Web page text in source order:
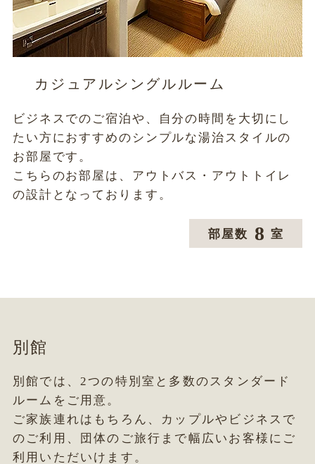
カジュアルシングルルーム
ビジネスでのご宿泊や、自分の時間を大切にし
たい方におすすめのシンプルな湯治スタイルの
お部屋です。
こちらのお部屋は、アウトバス・アウトトイレ
の設計となっております。
部屋数 8 室
別館
別館では、2つの特別室と多数のスタンダード
ルームをご用意。
ご家族連れはもちろん、カップルやビジネスで
のご利用、団体のご旅行まで幅広いお客様にご
利用いただいけます。